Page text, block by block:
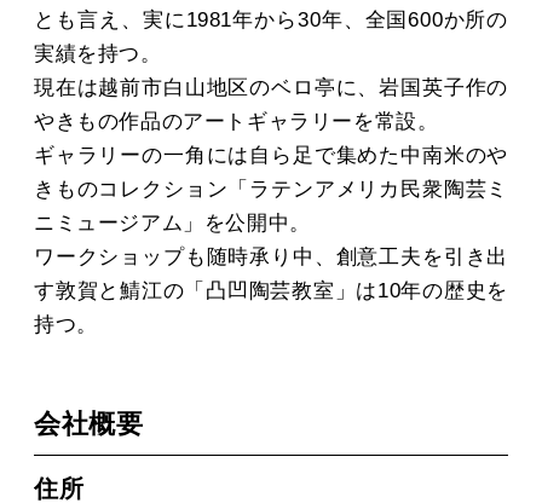
とも言え、実に1981年から30年、全国600か所の
実績を持つ。
現在は越前市白山地区のベロ亭に、岩国英子作の
やきもの作品のアートギャラリーを常設。
ギャラリーの一角には自ら足で集めた中南米のや
きものコレクション「ラテンアメリカ民衆陶芸ミ
ニミュージアム」を公開中。
ワークショップも随時承り中、創意工夫を引き出
す敦賀と鯖江の「凸凹陶芸教室」は10年の歴史を
持つ。
会社概要
住所